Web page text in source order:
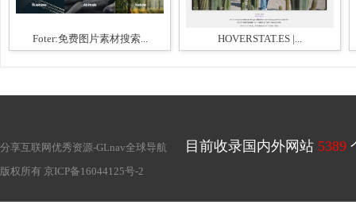
Foter:免费图片素材搜索... HOVERSTAT.ES |...
分享互联网优秀资源-GLnav全球导航 目前收录国内外网站 5389
版权所有 京ICP备16044125号-2